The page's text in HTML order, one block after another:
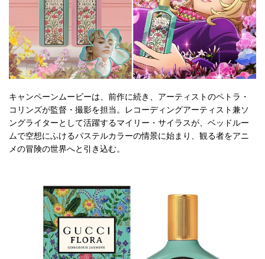
キャンペーンムービーは、前作に続き、アーティストのペトラ・
コリンズが監督・撮影を担当。レコーディングアーティスト兼ソ
ングライターとして活躍するマイリー・サイラスが、ベッドルー
ムで空想にふけるパステルカラーの情景に始まり、観る者をアニ
メの冒険の世界へと引き込む。